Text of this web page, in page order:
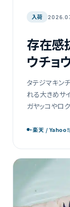
入荷
存在感
ウチョ
タテジマキン
れる大きめサ
ガヤッコやロ
の一匹をぜ
・楽天 /